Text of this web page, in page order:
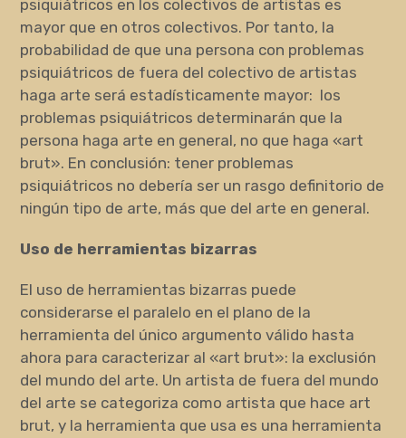
psiquiátricos en los colectivos de artistas es
mayor que en otros colectivos. Por tanto, la
probabilidad de que una persona con problemas
psiquiátricos de fuera del colectivo de artistas
haga arte será estadísticamente mayor: los
problemas psiquiátricos determinarán que la
persona haga arte en general, no que haga «art
brut». En conclusión: tener problemas
psiquiátricos no debería ser un rasgo definitorio de
ningún tipo de arte, más que del arte en general.
Uso de herramientas bizarras
El uso de herramientas bizarras puede
considerarse el paralelo en el plano de la
herramienta del único argumento válido hasta
ahora para caracterizar al «art brut»: la exclusión
del mundo del arte. Un artista de fuera del mundo
del arte se categoriza como artista que hace art
brut, y la herramienta que usa es una herramienta